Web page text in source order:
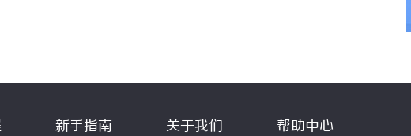
新手指南 关于我们 帮助中心